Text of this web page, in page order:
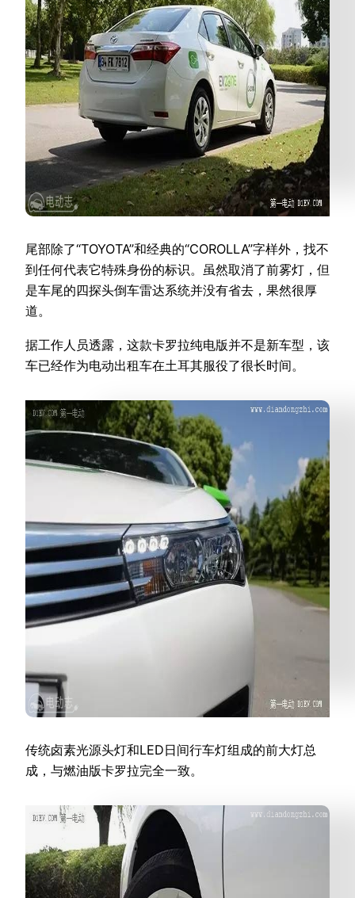
尾部除了“TOYOTA”和经典的“COROLLA”字样外，找不
到任何代表它特殊身份的标识。虽然取消了前雾灯，但
是车尾的四探头倒车雷达系统并没有省去，果然很厚
道。
据工作人员透露，这款卡罗拉纯电版并不是新车型，该
车已经作为电动出租车在土耳其服役了很长时间。
传统卤素光源头灯和LED日间行车灯组成的前大灯总
成，与燃油版卡罗拉完全一致。